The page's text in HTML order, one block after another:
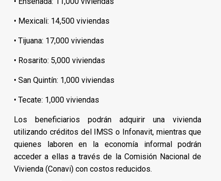
• Mexicali: 14,500 viviendas
• Tijuana: 17,000 viviendas
• Rosarito: 5,000 viviendas
• San Quintín: 1,000 viviendas
• Tecate: 1,000 viviendas
Los beneficiarios podrán adquirir una vivienda
utilizando créditos del IMSS o Infonavit, mientras que
quienes laboren en la economía informal podrán
acceder a ellas a través de la Comisión Nacional de
Vivienda (Conavi) con costos reducidos.